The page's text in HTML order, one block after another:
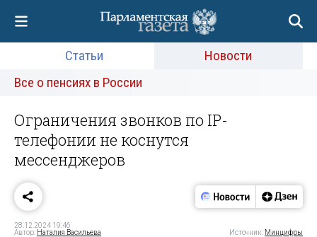
Статьи
Новости
Все о пенсиях в России
Ограничения звонков по IP-
телефонии не коснутся
мессенджеров
28.12.2024 19:46
Автор: Наталия Васильева Источник: Минцифры